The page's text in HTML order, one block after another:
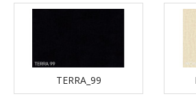
TERRA_99